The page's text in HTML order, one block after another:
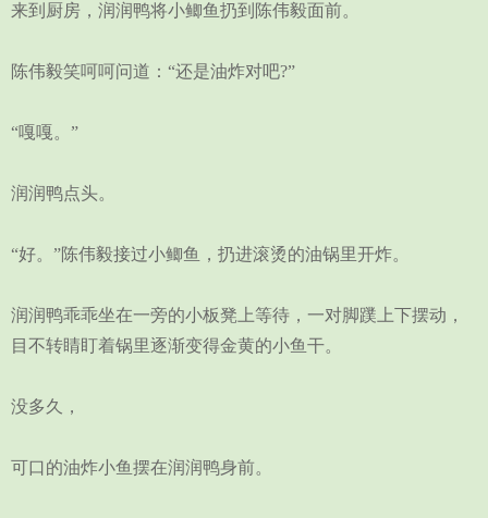
来到厨房，润润鸭将小鲫鱼扔到陈伟毅面前。
陈伟毅笑呵呵问道：“还是油炸对吧?”
“嘎嘎。”
润润鸭点头。
“好。”陈伟毅接过小鲫鱼，扔进滚烫的油锅里开炸。
润润鸭乖乖坐在一旁的小板凳上等待，一对脚蹼上下摆动，
目不转睛盯着锅里逐渐变得金黄的小鱼干。
没多久，
可口的油炸小鱼摆在润润鸭身前。